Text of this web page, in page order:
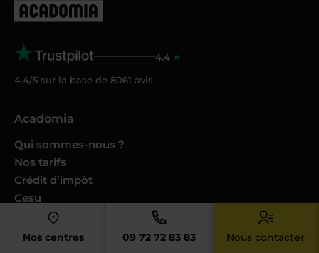
Nos centres 09 72 72 83 83 Nous contacter
4.4
4.4/5 sur la base de 8061 avis
Acadomia
Qui sommes-nous ?
Nos tarifs
Crédit d’impôt
Cesu
Nos conseils et guides
Nos Podcasts Ambition Sup